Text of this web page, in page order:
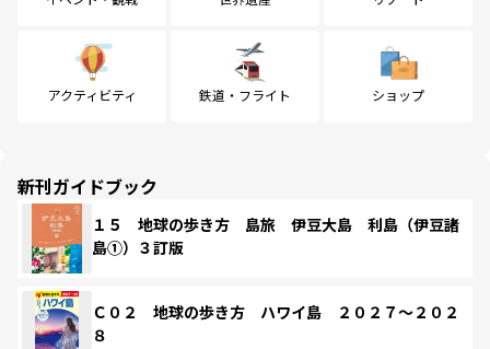
アクティビティ 鉄道・フライト ショップ
新刊ガイドブック
１５ 地球の歩き方 島旅 伊豆大島 利島（伊豆諸
島①）３訂版
Ｃ０２ 地球の歩き方 ハワイ島 ２０２７～２０２
８